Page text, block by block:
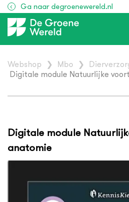
Ga naar degroenewereld.nl
Webshop ❯ Mbo ❯
Digitale module Natuurlijke
Digitale module
anatomie